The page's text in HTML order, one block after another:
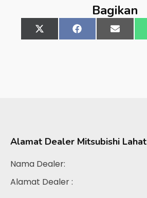
Bagikan
Share
on
X
(Twitter)
Share
on
FacebookShare
on
Email
Alamat Dealer Mitsubishi Lahat
Nama Dealer:
Alamat Dealer :